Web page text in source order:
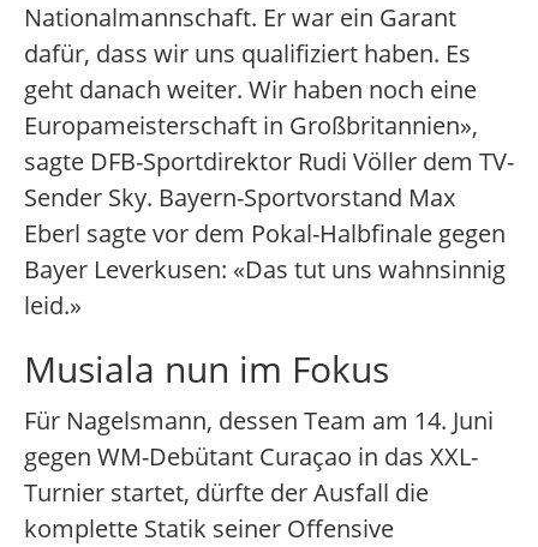
Nationalmannschaft. Er war ein Garant
dafür, dass wir uns qualifiziert haben. Es
geht danach weiter. Wir haben noch eine
Europameisterschaft in Großbritannien»,
sagte DFB-Sportdirektor Rudi Völler dem TV-
Sender Sky. Bayern-Sportvorstand Max
Eberl sagte vor dem Pokal-Halbfinale gegen
Bayer Leverkusen: «Das tut uns wahnsinnig
leid.»
Musiala nun im Fokus
Für Nagelsmann, dessen Team am 14. Juni
gegen WM-Debütant Curaçao in das XXL-
Turnier startet, dürfte der Ausfall die
komplette Statik seiner Offensive